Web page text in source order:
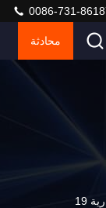
0086-731-
محادثة
حزم بطارية 19